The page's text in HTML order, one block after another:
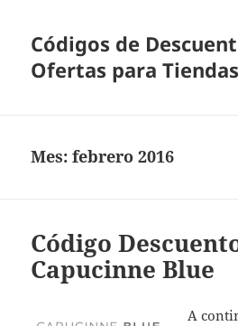
Códigos de
Ofertas para
Mes:febrero 2016
Código
Capucinne Blue
A